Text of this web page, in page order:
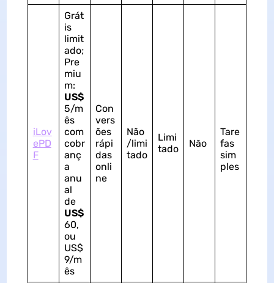
iLov
ePD
F
Grát
is
limit
ado;
Pre
miu
m:
US$
5/m
ês
com
cobr
anç
a
anu
al
de
US$
60,
ou
US$
9/m
ês
Con
vers
ões
rápi
das
onli
ne
Não
/limi
tado
Limi
tado
Não
Tare
fas
sim
ples